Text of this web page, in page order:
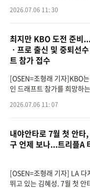
로 기획했
2026.07.06 11: 30
최지만 KBO 도전 준비
ㆍ프로 출신 및 중퇴선
트 참가 접수
[OSEN=조형래 기자]KBO
인 드래프트 참가를 희망하
수를 실시한다.신청 대
2026.07.06 11: 07
내야안타로 7월 첫 안타
구 언제 보나...트리플A
[OSEN=조형래 기자] LA 다
뛰고 있는 김혜성. 7월 첫 안